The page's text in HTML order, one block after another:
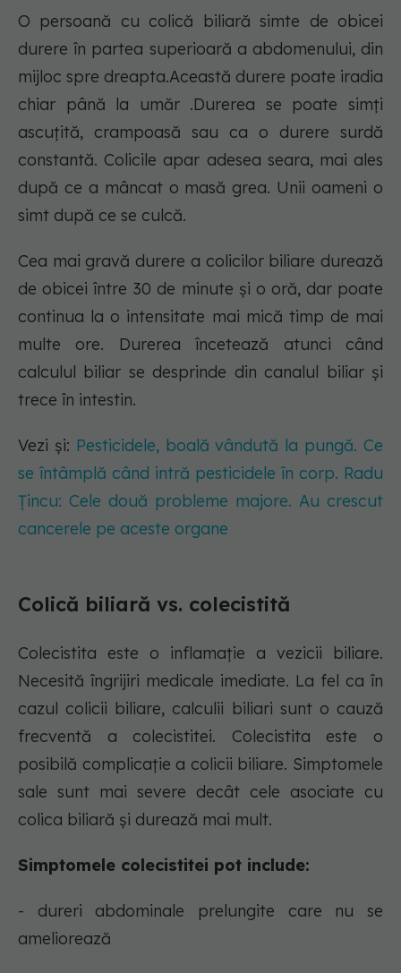
O persoană cu colică biliară simte de obicei
durere în partea superioară a abdomenului, din
mijloc spre dreapta.Această durere poate iradia
chiar până la umăr .Durerea se poate simți
ascuțită, crampoasă sau ca o durere surdă
constantă. Colicile apar adesea seara, mai ales
după ce a mâncat o masă grea. Unii oameni o
simt după ce se culcă.
Cea mai gravă durere a colicilor biliare durează
de obicei între 30 de minute și o oră, dar poate
continua la o intensitate mai mică timp de mai
multe ore. Durerea încetează atunci când
calculul biliar se desprinde din canalul biliar și
trece în intestin.
Vezi și: Pesticidele, boală vândută la pungă. Ce
se întâmplă când intră pesticidele în corp. Radu
Țincu: Cele două probleme majore. Au crescut
cancerele pe aceste organe
Colică biliară vs. colecistită
Colecistita este o inflamație a vezicii biliare.
Necesită îngrijiri medicale imediate. La fel ca în
cazul colicii biliare, calculii biliari sunt o cauză
frecventă a colecistitei. Colecistita este o
posibilă complicație a colicii biliare. Simptomele
sale sunt mai severe decât cele asociate cu
colica biliară și durează mai mult.
Simptomele colecistitei pot include:
- dureri abdominale prelungite care nu se
ameliorează